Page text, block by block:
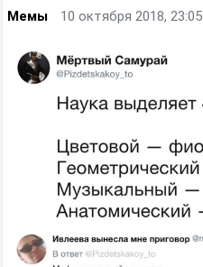
Мемы 10 октября 2018, 23:05